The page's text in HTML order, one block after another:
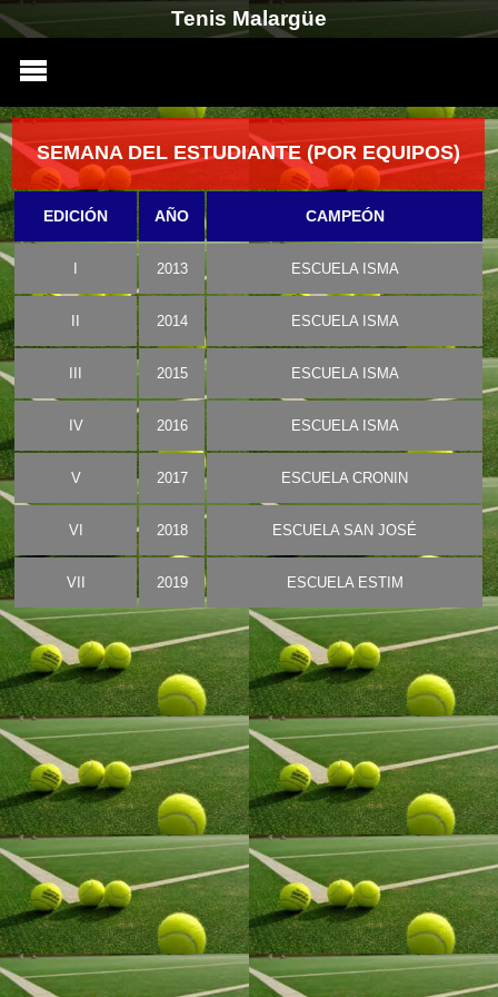
Tenis Malargüe
SEMANA DEL ESTUDIANTE (POR EQUIPOS)
EDICIÓN AÑO CAMPEÓN
I 2013 ESCUELA ISMA
II 2014 ESCUELA ISMA
III 2015 ESCUELA ISMA
IV 2016 ESCUELA ISMA
V 2017 ESCUELA CRONIN
VI 2018 ESCUELA SAN JOSÉ
VII 2019 ESCUELA ESTIM